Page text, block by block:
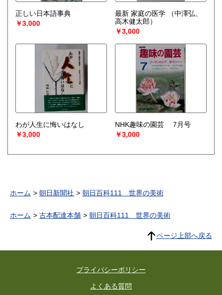
正しい日本語事典
￥3,000
最新 家庭の医学
（中澤弘、
高木健太郎）
￥3,000
わが人生に悔いはなし
￥3,000
NHK趣味の園芸 7月号
￥3,000
ホーム 朝日新聞社 朝日百科111 世界の美術
ホーム 古本配達本舗 朝日百科111 世界の美術
ページ上部へ戻る
プライバシーポリシー
よくある質問